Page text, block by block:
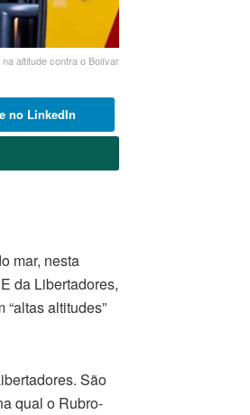
altitude contra o Bolívar
no LinkedIn
mar, nesta
da Libertadores,
altitudes”
São
qual o Rubro-